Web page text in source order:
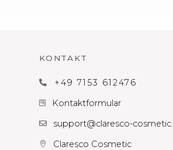
KONTAKT
 +49 7153 612476
 Kontaktformular
 support@claresco-

Claresco Cosmetic